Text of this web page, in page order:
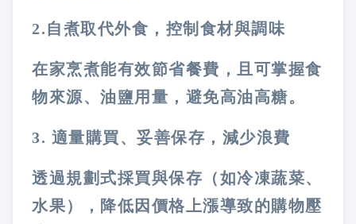
2.自煮取代外食，控制食材與調味
在家烹煮能有效節省餐費，且可掌握食
物來源、油鹽用量，避免高油高糖。
3. 適量購買、妥善保存，減少浪費
透過規劃式採買與保存（如冷凍蔬菜、
水果），降低因價格上漲導致的購物壓